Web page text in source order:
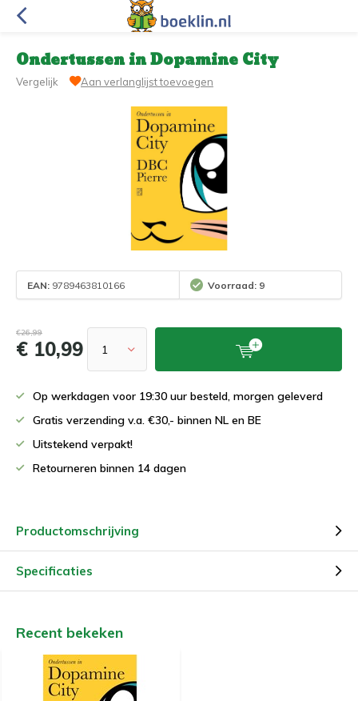
Ondertussen in Dopamine City
Vergelijk Aan verlanglijst toevoegen
EAN: 9789463810166 Voorraad: 9
€26,99
€ 10,99
Op werkdagen voor 19:30 uur besteld, morgen geleverd
Gratis verzending v.a. €30,- binnen NL en BE
Uitstekend verpakt!
Retourneren binnen 14 dagen
Productomschrijving
Specificaties
Recent bekeken